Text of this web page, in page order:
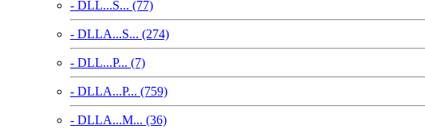
- DLL...S... (77)
- DLLA...S... (274)
- DLL...P... (7)
- DLLA...P... (759)
- DLLA...M... (36)